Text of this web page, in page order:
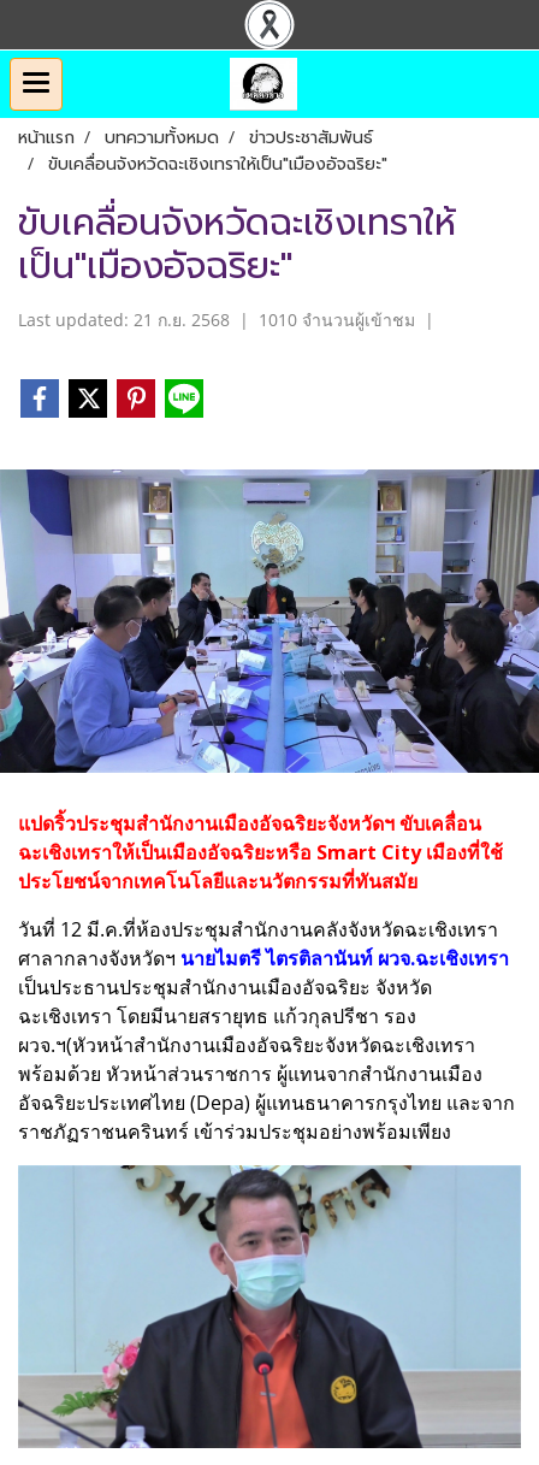
หน้าแรก บทความทั้งหมด
ข่าวประชาสัมพันธ์
ขับเคลื่อนจังหวัดฉะเชิงเทราให้เป็น"เมืองอัจฉริยะ"
ขับเคลื่อนจังหวัดฉะเชิงเทราให้
เป็น"เมืองอัจฉริยะ"
Last updated: 21 ก.ย. 2568 | 1010 จำนวนผู้เข้าชม |
แปดริ้วประชุมสำนักงานเมืองอัจฉริยะจังหวัดฯ ขับเคลื่อน
ฉะเชิงเทราให้เป็นเมืองอัจฉริยะหรือ Smart City เมืองที่ใช้
ประโยชน์จากเทคโนโลยีและนวัตกรรมที่ทันสมัย
วันที่ 12 มี.ค.ที่ห้องประชุมสำนักงานคลังจังหวัดฉะเชิงเทรา
ศาลากลางจังหวัดฯ นายไมตรี ไตรติลานันท์ ผวจ.ฉะเชิงเทรา
เป็นประธานประชุมสำนักงานเมืองอัจฉริยะ จังหวัด
ฉะเชิงเทรา โดยมีนายสรายุทธ แก้วกุลปรีชา รอง
ผวจ.ฯ(หัวหน้าสำนักงานเมืองอัจฉริยะจังหวัดฉะเชิงเทรา
พร้อมด้วย หัวหน้าส่วนราชการ ผู้แทนจากสำนักงานเมือง
อัจฉริยะประเทศไทย (Depa) ผู้แทนธนาคารกรุงไทย และจาก
ราชภัฏราชนครินทร์ เข้าร่วมประชุมอย่างพร้อมเพียง